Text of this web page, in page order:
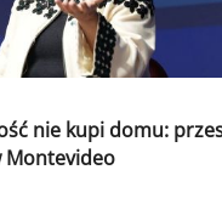
nie kupi domu:
Montevideo